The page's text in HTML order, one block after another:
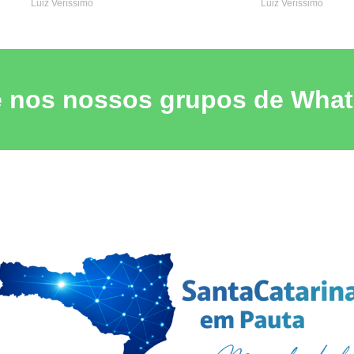
Luiz Veríssimo Luiz Veríssimo
nos nossos grupos de